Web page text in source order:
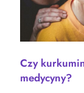
Czy
medycyny?